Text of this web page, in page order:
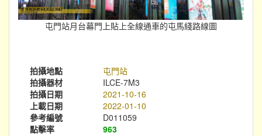
屯門站月台幕門上貼上全線通車的屯馬綫路線圖
拍攝地點
屯門站
拍攝器材
ILCE-7M3
拍攝日期
2021-10-16
上載日期
2022-01-10
參考編號
D011059
點擊率
963